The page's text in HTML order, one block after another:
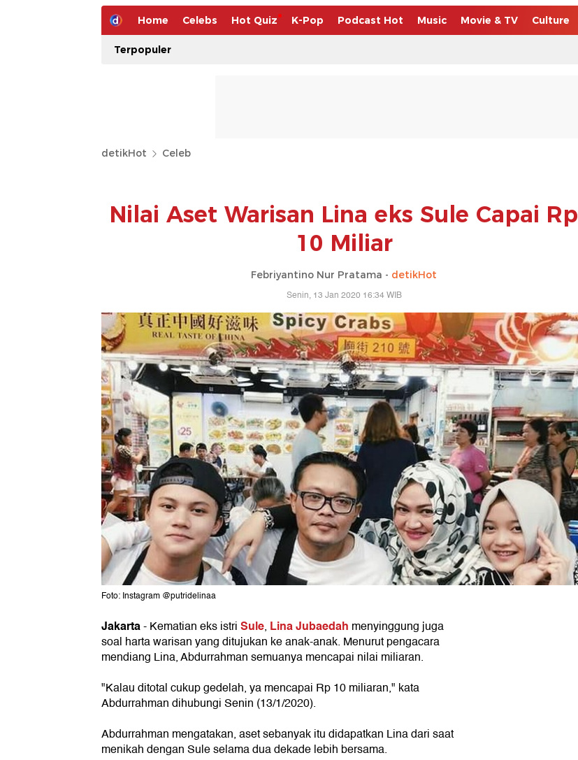
Home Celebs Hot Quiz K-Pop Podcast Hot Music Movie & TV Culture
Terpopuler
detikHot Celeb
Nilai Aset Warisan Lina eks Sule Capai Rp
10 Miliar
Febriyantino Nur Pratama - detikHot
Senin, 13 Jan 2020 16:34 WIB
Foto: Instagram @putridelinaa
Jakarta- Kematian eks istriSule, Lina Jubaedah menyinggung juga
soal harta warisan yang ditujukan ke anak-anak. Menurut pengacara
mendiang Lina, Abdurrahman semuanya mencapai nilai miliaran.
"Kalau ditotal cukup gedelah, ya mencapai Rp 10 miliaran," kata
Abdurrahman dihubungi Senin (13/1/2020).
Abdurrahman mengatakan, aset sebanyak itu didapatkan Lina dari saat
menikah dengan Sule selama dua dekade lebih bersama.